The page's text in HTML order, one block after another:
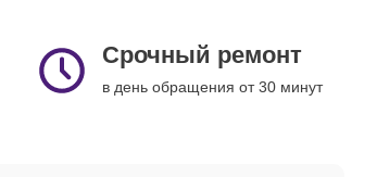
Срочный ремонт
в день обращения от 30 минут